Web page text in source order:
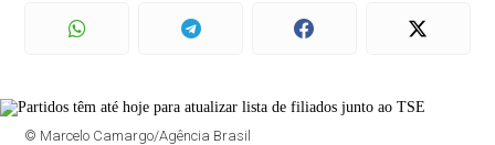
© Marcelo Camargo/Agência Brasil